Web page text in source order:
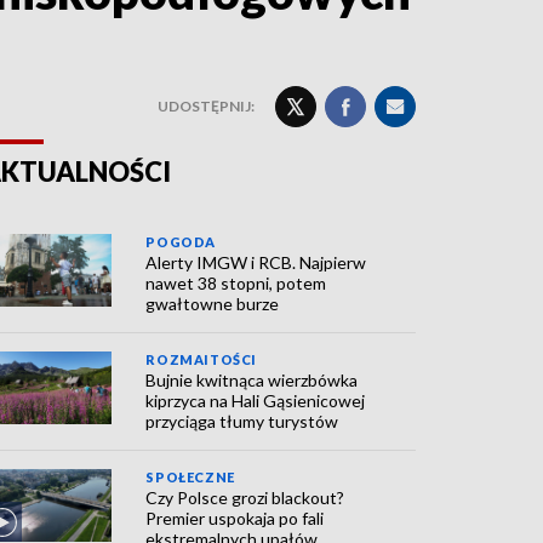
UDOSTĘPNIJ:
POGODA
Alerty IMGW i RCB. Najpierw
nawet 38 stopni, potem
gwałtowne burze
ROZMAITOŚCI
Bujnie kwitnąca wierzbówka
kiprzyca na Hali Gąsienicowej
przyciąga tłumy turystów
SPOŁECZNE
Czy Polsce grozi blackout?
Premier uspokaja po fali
ekstremalnych upałów